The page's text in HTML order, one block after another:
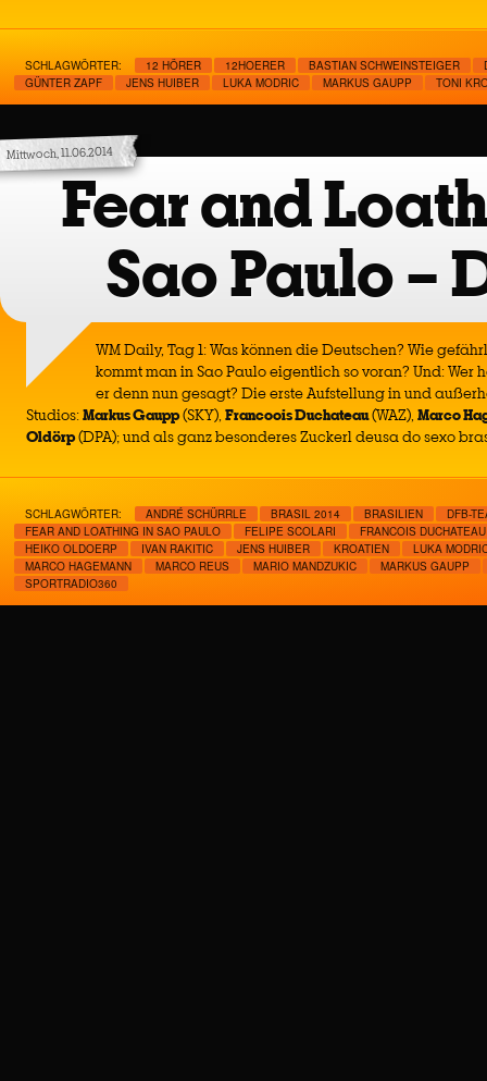
SCHLAGWÖRTER: 12 HÖRER 12HOERER BASTIAN SCHWEINSTEIGER
GÜNTER ZAPF
JENS HUIBER LUKA MODRIC MARKUS GAUPP TONI
Mittwoch, 11.06.2014
Fear and
Sao Paulo –
WM Daily, Tag 1: Was können die Deutschen? Wie
kommt man in Sao Paulo eigentlich so voran? Und: Wer
er denn nun gesagt? Die erste Aufstellung in und
Studios:Markus Gaupp(SKY), Francoois Duchateau(WAZ), Marco
Oldörp(DPA); und als ganz besonderes Zuckerl deusa do sexo
SCHLAGWÖRTER: ANDRÉ SCHÜRRLE BRASIL 2014 BRASILIEN
DFB-
FEAR AND LOATHING IN SAO PAULO
FELIPE SCOLARI
FRANCOIS DUCHATEAU
HEIKO OLDOERP
IVAN RAKITIC JENS HUIBER KROATIEN
LUKA
MARCO HAGEMANN
MARCO REUS MARIO MANDZUKIC
MARKUS GAUPP
SPORTRADIO360